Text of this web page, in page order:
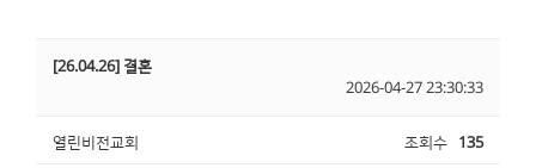
[26.04.26] 결혼
2026-04-27 23:30:33
열린비전교회 조회수 135